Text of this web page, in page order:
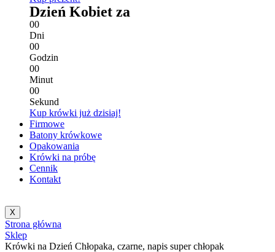
Dzień Kobiet za
00
Dni
00
Godzin
00
Minut
00
Sekund
Kup krówki już dzisiaj!
Firmowe
Batony krówkowe
Opakowania
Krówki na próbę
Cennik
Kontakt
X
Strona główna
Sklep
Krówki na Dzień Chłopaka, czarne, napis super chłopak